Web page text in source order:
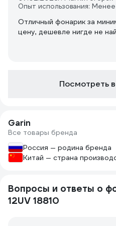
Опыт использования:
Отличный фонарик за
цену, дешевле нигде не
Посмотреть
Garin
Все товары бренда
Россия — родина бренда
Китай — страна
Вопросы и ответы о
12UV 18810